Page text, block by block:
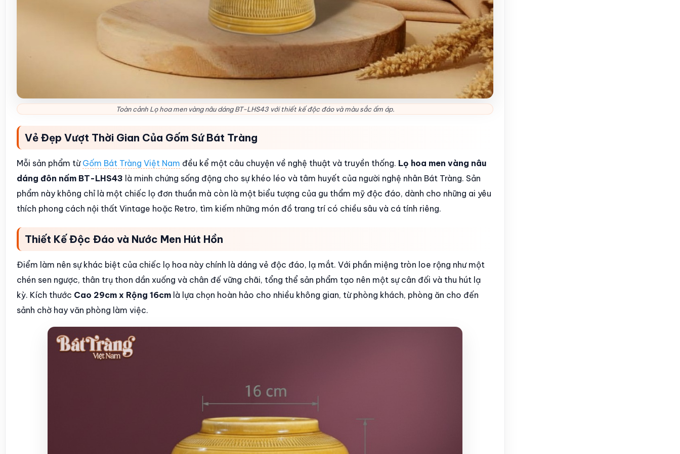
Toàn cảnh Lọ hoa men vàng nâu dáng BT-LHS43 với thiết kế độc đáo và màu sắc ấm áp.
Vẻ Đẹp Vượt Thời Gian Của Gốm Sứ Bát Tràng
Mỗi sản phẩm từ Gốm Bát Tràng Việt Nam đều kể một câu chuyện về nghệ thuật và truyền thống. Lọ hoa men vàng nâu
dáng đôn nấm BT-LHS43 là minh chứng sống động cho sự khéo léo và tâm huyết của người nghệ nhân Bát Tràng. Sản
phẩm này không chỉ là một chiếc lọ đơn thuần mà còn là một biểu tượng của gu thẩm mỹ độc đáo, dành cho những ai yêu
thích phong cách nội thất Vintage hoặc Retro, tìm kiếm những món đồ trang trí có chiều sâu và cá tính riêng.
Thiết Kế Độc Đáo và Nước Men Hút Hồn
Điểm làm nên sự khác biệt của chiếc lọ hoa này chính là dáng vẻ độc đáo, lạ mắt. Với phần miệng tròn loe rộng như một
chén sen ngược, thân trụ thon dần xuống và chân đế vững chãi, tổng thể sản phẩm tạo nên một sự cân đối và thu hút lạ
kỳ. Kích thước Cao 29cm x Rộng 16cmlà lựa chọn hoàn hảo cho nhiều không gian, từ phòng khách, phòng ăn cho đến
sảnh chờ hay văn phòng làm việc.